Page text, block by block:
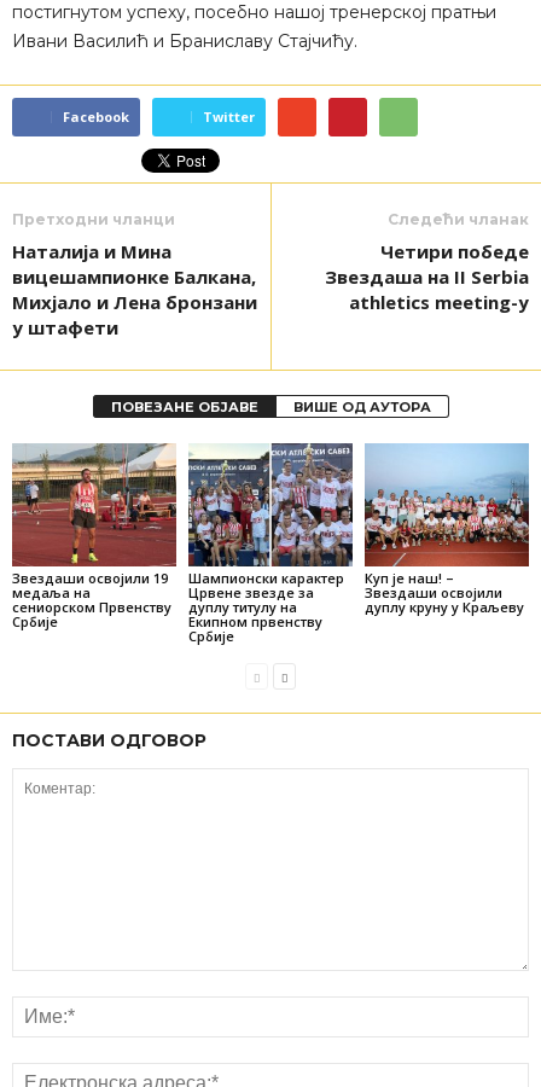
постигнутом успеху, посебно нашој тренерској пратњи
Ивани Василић и Браниславу Стајчићу.
Facebook Twitter
Претходни чланци
Наталија и Мина
вицешампионке Балкана,
Михјало и Лена бронзани
у штафети
Следећи чланак
Четири победе
Звездаша на II Serbia
athletics meeting-у
ПОВЕЗАНЕ ОБЈАВЕ ВИШЕ ОД АУТОРА
Звездаши освојили 19
медаља на
сениорском Првенству
Србије
Шампионски карактер
Црвене звезде за
дуплу титулу на
Екипном првенству
Србије
Куп је наш! –
Звездаши освојили
дуплу круну у Краљеву
ПОСТАВИ ОДГОВОР